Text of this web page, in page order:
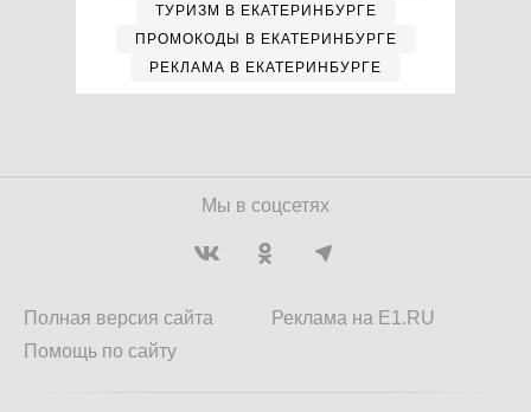
ТУРИЗМ В ЕКАТЕРИНБУРГЕ
ПРОМОКОДЫ В ЕКАТЕРИНБУРГЕ
РЕКЛАМА В ЕКАТЕРИНБУРГЕ
Мы в соцсетях
Полная версия сайта
Помощь по сайту
Реклама на E1.RU